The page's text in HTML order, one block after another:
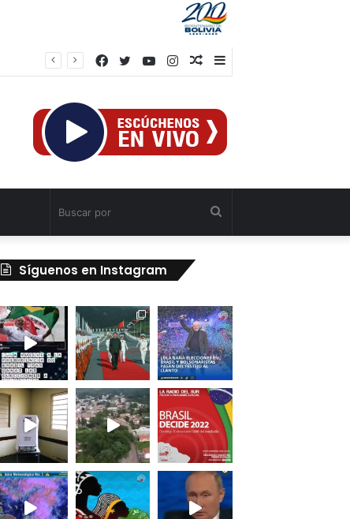
Barra
Publicación
azar
Instagram
YouTube
Twitter
Facebook
Síguenos en Instagram